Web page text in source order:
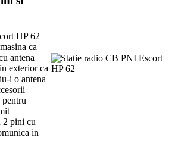
HP 62
ca
antena
exterior ca
i o antena
2 pini cu
in